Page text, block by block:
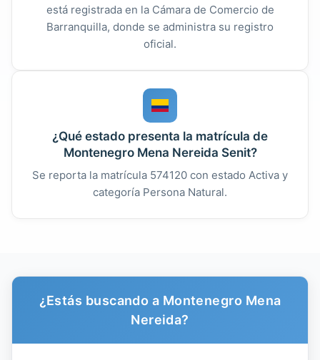
está registrada en la Cámara de Comercio de
Barranquilla, donde se administra su registro
oficial.
¿Qué estado presenta la matrícula de
Montenegro Mena Nereida Senit?
Se reporta la matrícula 574120 con estado Activa y
categoría Persona Natural.
¿Estás buscando a Montenegro Mena
Nereida?